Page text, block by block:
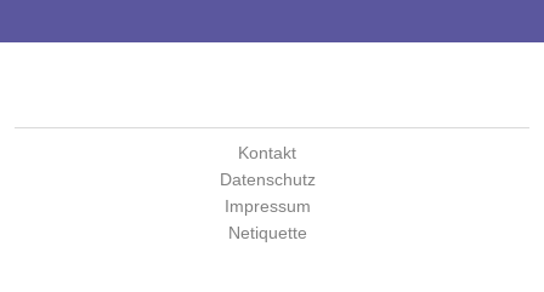
Kontakt
Datenschutz
Impressum
Netiquette